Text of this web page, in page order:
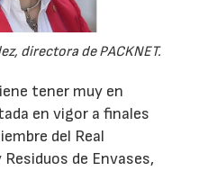
directora de PACKNET.
tener muy en
en vigor a finales
del Real
de Envases,